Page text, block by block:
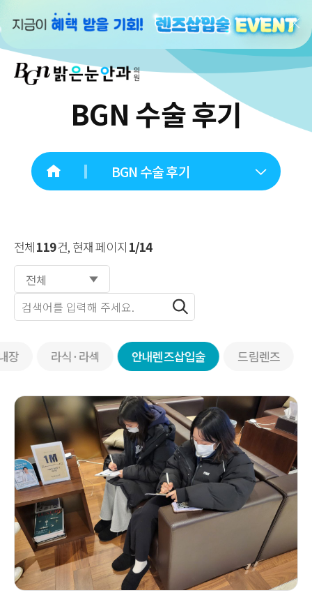
BGN 수술 후기
BGN 수술 후기
전체119건, 현재 페이지 1/14
전체
장 라식·라섹 안내렌즈삽입술 드림렌즈